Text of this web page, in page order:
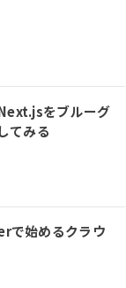
をブルーグ
てみる
で始めるクラウ